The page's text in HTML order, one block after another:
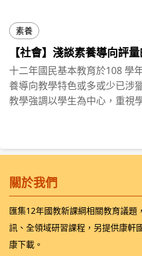
素養
【社會】淺談素養導向評
十二年國民基本教育於108 學
養導向教學特色或多或少已涉
教學強調以學生為中心，重視
關於我們
匯集12年國教新課綱相關教育議題
訊、全領域研習課程，另提供康軒
康下載。